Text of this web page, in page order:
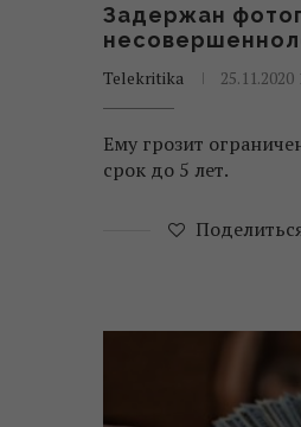
Задержан
Telekritika 25.11.2020
Ему грозит
срок до 5 лет.